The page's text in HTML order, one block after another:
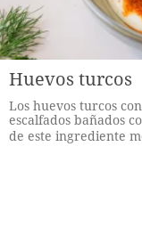
Huevos turcos
Los huevos turcos
escalfados bañados
de este ingrediente